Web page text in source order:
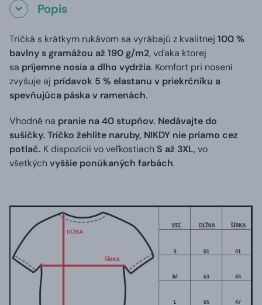
Popis
Tričká s krátkym rukávom sa vyrábajú z kvalitnej 100 %
bavlny s gramážou až 190 g/m2, vďaka ktorej
sa príjemne nosia a dlho vydržia. Komfort pri nosení
zvyšuje aj prídavok 5 % elastanu v priekrčníku a
spevňujúca páska v ramenách.
Vhodné na pranie na 40 stupňov. Nedávajte do
sušičky. Tričko žehlite naruby, NIKDY nie priamo cez
potlač. K dispozícii vo veľkostiach S až 3XL, vo
všetkýchvyššie ponúkaných farbách.